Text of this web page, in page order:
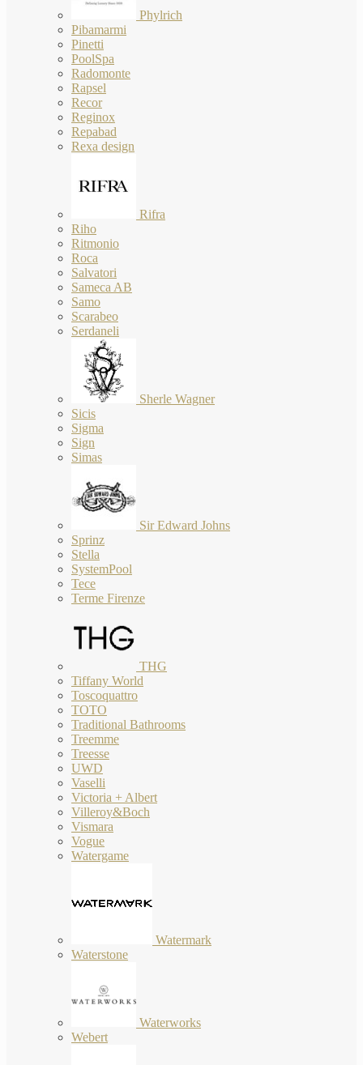
Phylrich
Pibamarmi
Pinetti
PoolSpa
Radomonte
Rapsel
Recor
Reginox
Repabad
Rexa design
Rifra
Riho
Ritmonio
Roca
Salvatori
Sameca AB
Samo
Scarabeo
Serdaneli
Sherle Wagner
Sicis
Sigma
Sign
Simas
Sir Edward Johns
Sprinz
Stella
SystemPool
Tece
Terme Firenze
THG
Tiffany World
Toscoquattro
TOTO
Traditional Bathrooms
Treemme
Treesse
UWD
Vaselli
Victoria + Albert
Villeroy&Boch
Vismara
Vogue
Watergame
Watermark
Waterstone
Waterworks
Webert